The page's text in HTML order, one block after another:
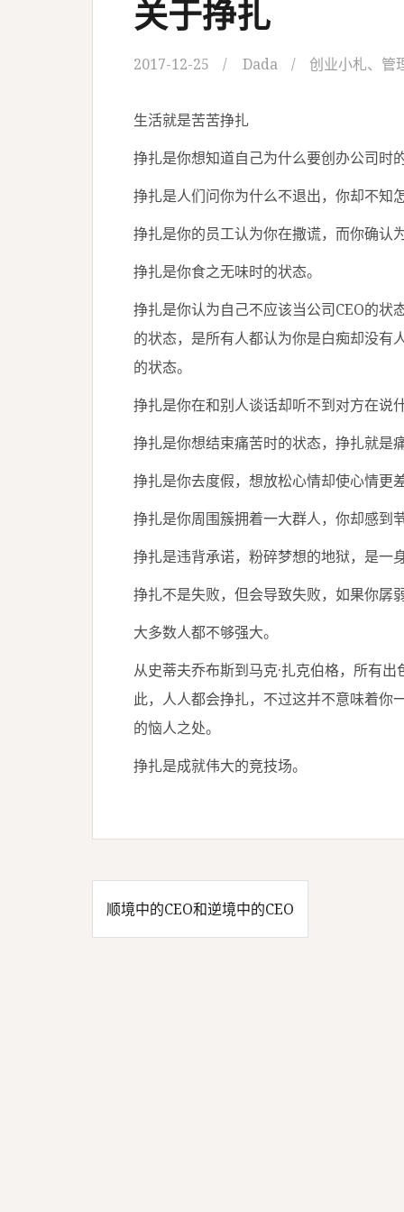
关于挣扎
2017-12-25 Dada 创业小札、 管
生活就是苦苦挣扎
挣扎是你想知道自己为什么要创办公司时
挣扎是人们问你为什么不退出，你却不知
挣扎是你的员工认为你在撒谎，而你确认
挣扎是你食之无味时的状态。
挣扎是你认为自己不应该当公司CEO的
的状态，是所有人都认为你是白痴却没有
的状态。
挣扎是你在和别人谈话却听不到对方在说
挣扎是你想结束痛苦时的状态，挣扎就是
挣扎是你去度假，想放松心情却使心情更
挣扎是你周围簇拥着一大群人，你却感到
挣扎是违背承诺，粉碎梦想的地狱，是一
挣扎不是失败，但会导致失败，如果你孱
大多数人都不够强大。
从史蒂夫乔布斯到马克·扎克伯格，所有
此，人人都会挣扎，不过这并不意味着你
的恼人之处。
挣扎是成就伟大的竞技场。
文
顺境中的CEO和逆境中的CEO